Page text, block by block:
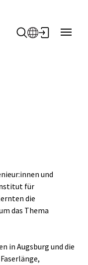
und
für
die
das Thema
in Augsburg und die